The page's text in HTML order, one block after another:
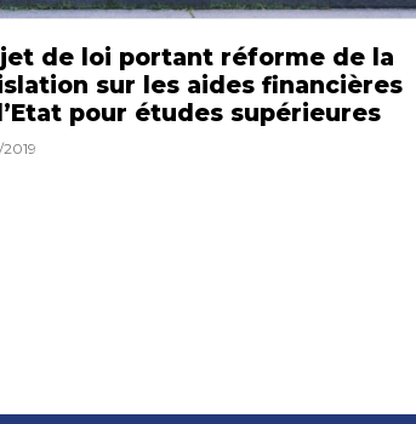
de loi portant réforme de la
sur les aides financières
pour études supérieures